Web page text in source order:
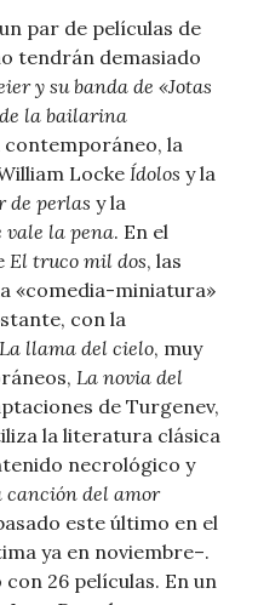
par de películas de
tendrán demasiado
y su banda de «Jotas
la bailarina
la
Locke Ídolos y la
de perlas y la
vale la pena. En el
El truco mil dos, las
«comedia-miniatura»
con la
La llama del cielo, muy
La novia del
de Turgenev,
la literatura clásica
necrológico y
canción del amor
este último en el
ya en noviembre–.
26 películas. En un